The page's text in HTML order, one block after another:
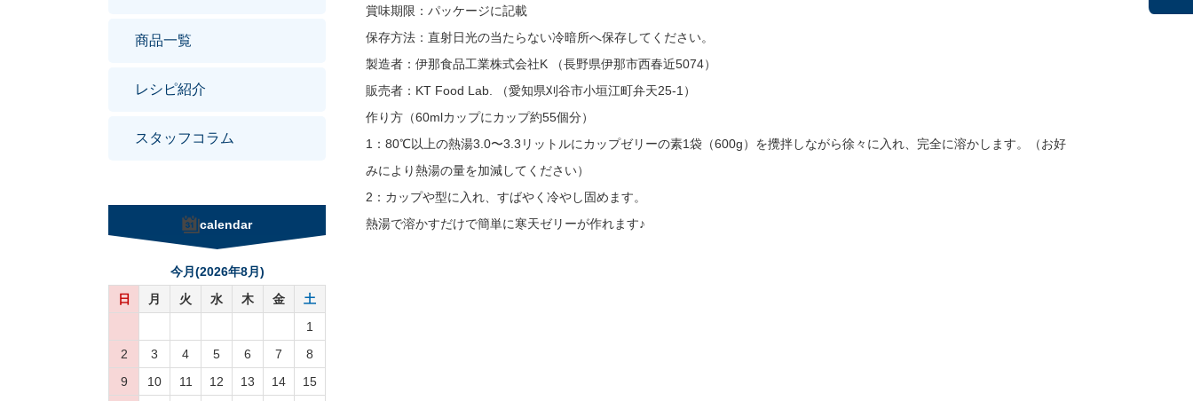
賞味期限：パッケージに記載
保存方法：直射日光の当たらない冷暗所へ保存してください。
製造者：伊那食品工業株式会社K （長野県伊那市西春近5074）
販売者：KT Food Lab. （愛知県刈谷市小垣江町弁天25-1）
作り方（60mlカップにカップ約55個分）
1：80℃以上の熱湯3.0〜3.3リットルにカップゼリーの素1袋（600g）を攪拌しながら徐々に入れ、完全に溶かします。（お好
みにより熱湯の量を加減してください）
2：カップや型に入れ、すばやく冷やし固めます。
熱湯で溶かすだけで簡単に寒天ゼリーが作れます♪
商品一覧
レシピ紹介
スタッフコラム
calendar
今月(2026年8月)
日
月 火 水 木 金
土
1
2
3 4 5 6 7
8
9
10 11 12 13 14
15